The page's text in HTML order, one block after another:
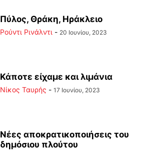
Πύλος, Θράκη, Ηράκλειο
Ρούντι Ρινάλντι - 20 Ιουνίου, 2023
Κάποτε είχαμε και λιμάνια
Νίκος Ταυρής - 17 Ιουνίου, 2023
Νέες αποκρατικοποιήσεις του
δημόσιου πλούτου